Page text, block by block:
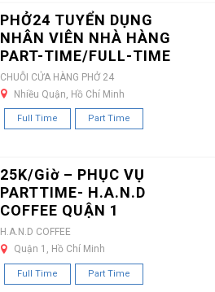
PHỞ24 TUYỂN DỤNG
NHÂN VIÊN NHÀ HÀNG
PART-TIME/FULL-TIME
CHUỖI CỬA HÀNG PHỞ 24
Nhiều Quận, Hồ Chí Minh
Full Time Part Time
25K/Giờ – PHỤC VỤ
PARTTIME- H.A.N.D
COFFEE QUẬN 1
H.A.N.D COFFEE
Quận 1, Hồ Chí Minh
Full Time Part Time